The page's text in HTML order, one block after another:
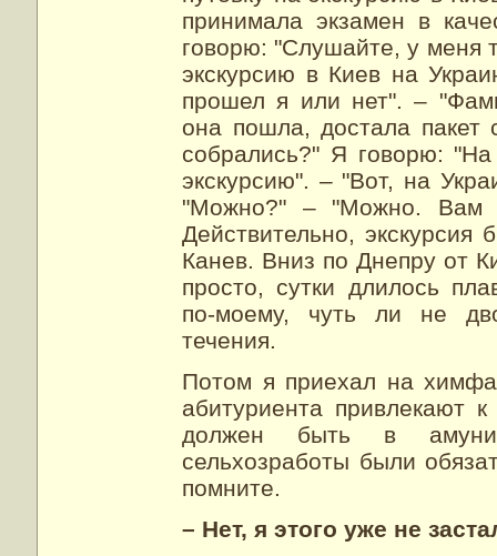
принимала экзамен в
говорю: "Слушайте, у меня
экскурсию в Киев на
прошел я или нет". –
она пошла, достала пакет
собрались?" Я говорю:
экскурсию". – "Вот, на
"Можно?" – "Можно. Вам
Действительно,
Канев. Вниз по Днепру от
просто, сутки длилось
по-моему, чуть ли не
течения.
Потом я приехал на
абитуриента привлекают
должен быть в
сельхозработы были
помните.
– Нет, я этого уже не